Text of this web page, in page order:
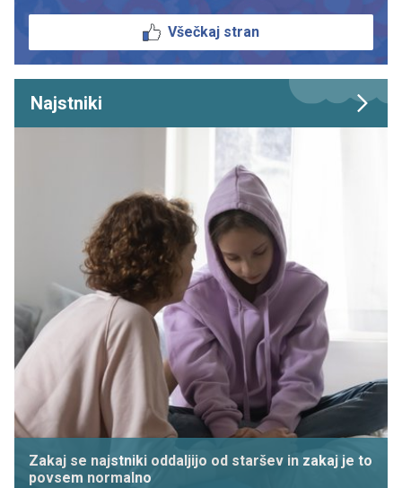
Všečkaj stran
Najstniki
Zakaj se najstniki oddaljijo od staršev in zakaj je to
povsem normalno